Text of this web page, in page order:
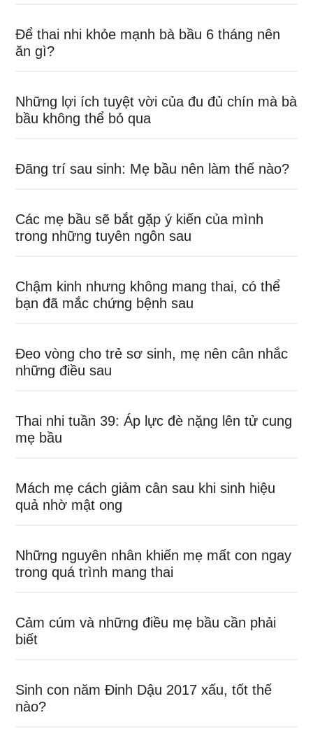
Để thai nhi khỏe mạnh bà bầu 6 tháng nên
ăn gì?
Những lợi ích tuyệt vời của đu đủ chín mà bà
bầu không thể bỏ qua
Đãng trí sau sinh: Mẹ bầu nên làm thế nào?
Các mẹ bầu sẽ bắt gặp ý kiến của mình
trong những tuyên ngôn sau
Chậm kinh nhưng không mang thai, có thể
bạn đã mắc chứng bệnh sau
Đeo vòng cho trẻ sơ sinh, mẹ nên cân nhắc
những điều sau
Thai nhi tuần 39: Áp lực đè nặng lên tử cung
mẹ bầu
Mách mẹ cách giảm cân sau khi sinh hiệu
quả nhờ mật ong
Những nguyên nhân khiến mẹ mất con ngay
trong quá trình mang thai
Cảm cúm và những điều mẹ bầu cần phải
biết
Sinh con năm Đinh Dậu 2017 xấu, tốt thế
nào?